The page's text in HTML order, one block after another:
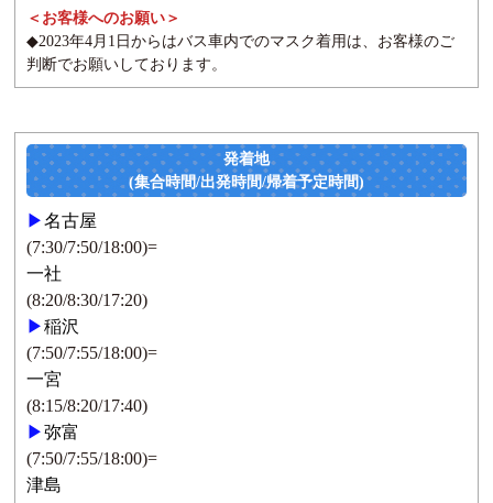
＜お客様へのお願い＞
◆2023年4月1日からはバス車内でのマスク着用は、お客様のご
判断でお願いしております。
発着地
(集合時間/出発時間/帰着予定時間)
▶名古屋
(7:30/7:50/18:00)=
一社
(8:20/8:30/17:20)
▶稲沢
(7:50/7:55/18:00)=
一宮
(8:15/8:20/17:40)
▶弥富
(7:50/7:55/18:00)=
津島